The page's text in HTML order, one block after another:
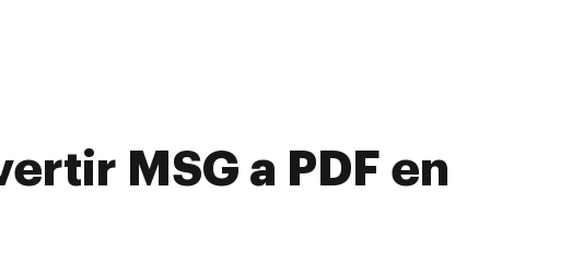
MSG a PDF en